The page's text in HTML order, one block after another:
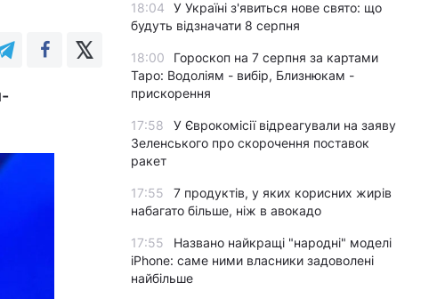
18:04
У Україні з'явиться нове свято: що
будуть відзначати 8 серпня
18:00
Гороскоп на 7 серпня за картами
Таро: Водоліям - вибір, Близнюкам -
прискорення
17:58
У Єврокомісії відреагували на заяву
Зеленського про скорочення поставок
ракет
17:55
7 продуктів, у яких корисних жирів
набагато більше, ніж в авокадо
17:55
Названо найкращі "народні" моделі
iPhone: саме ними власники задоволені
найбільше